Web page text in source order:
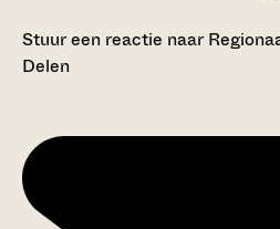
Stuur een reactie naar
Delen